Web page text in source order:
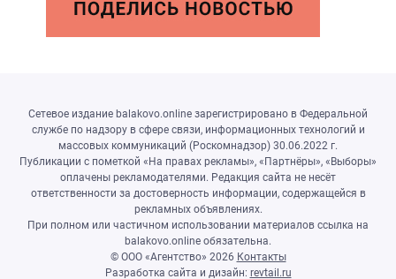
Сетевое издание balakovo.online зарегистрировано в Федеральной
службе по надзору в сфере связи, информационных технологий и
массовых коммуникаций (Роскомнадзор) 30.06.2022 г.
Публикации с пометкой «На правах рекламы», «Партнёры», «Выборы»
оплачены рекламодателями. Редакция сайта не несёт
ответственности за достоверность информации, содержащейся в
рекламных объявлениях.
При полном или частичном использовании материалов ссылка на
balakovo.online обязательна.
© ООО «Агентство» 2026 Контакты
Разработка сайта и дизайн: revtail.ru